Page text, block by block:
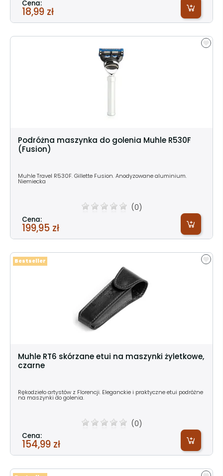
Cena:
18,99 zł
Podróżna maszynka do golenia Muhle R530F
(Fusion)
Muhle Travel R530F. Gillette Fusion. Anodyzowane aluminium.
Niemiecka
(0)
Cena:
199,95 zł
Muhle RT6 skórzane etui na maszynki żyletkowe,
czarne
Rękodzieło artystów z Florencji. Eleganckie i praktyczne etui podróżne
na maszynki do golenia.
(0)
Cena:
154,99 zł
Bestseller